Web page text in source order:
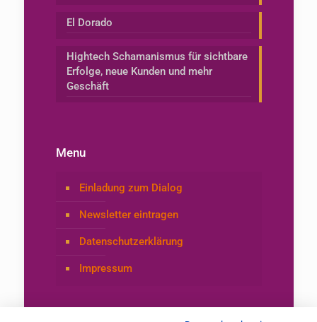
El Dorado
Hightech Schamanismus für sichtbare
Erfolge, neue Kunden und mehr
Geschäft
Menu
Einladung zum Dialog
Newsletter eintragen
Datenschutzerklärung
Impressum